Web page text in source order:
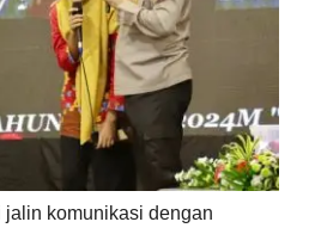
jalin komunikasi dengan